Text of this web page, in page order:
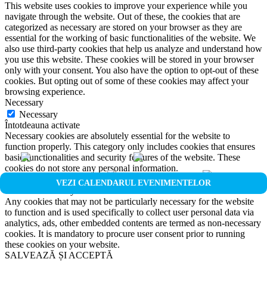
VEZI CALENDARUL EVENIMENTELOR
This website uses cookies to improve your experience while you
navigate through the website. Out of these, the cookies that are
categorized as necessary are stored on your browser as they are
essential for the working of basic functionalities of the website. We
also use third-party cookies that help us analyze and understand how
you use this website. These cookies will be stored in your browser
only with your consent. You also have the option to opt-out of these
cookies. But opting out of some of these cookies may affect your
browsing experience.
Necessary
Necessary
Întotdeauna activate
Necessary cookies are absolutely essential for the website to
function properly. This category only includes cookies that ensures
basic functionalities and security features of the website. These
cookies do not store any personal information.
Non-necessary
Any cookies that may not be particularly necessary for the website
to function and is used specifically to collect user personal data via
analytics, ads, other embedded contents are termed as non-necessary
cookies. It is mandatory to procure user consent prior to running
these cookies on your website.
SALVEAZĂ ȘI ACCEPTĂ